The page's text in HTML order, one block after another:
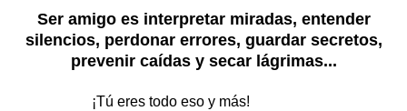
Ser amigo es interpretar miradas, entender
silencios, perdonar errores, guardar secretos,
prevenir caídas y secar lágrimas...
¡Tú eres todo eso y más!